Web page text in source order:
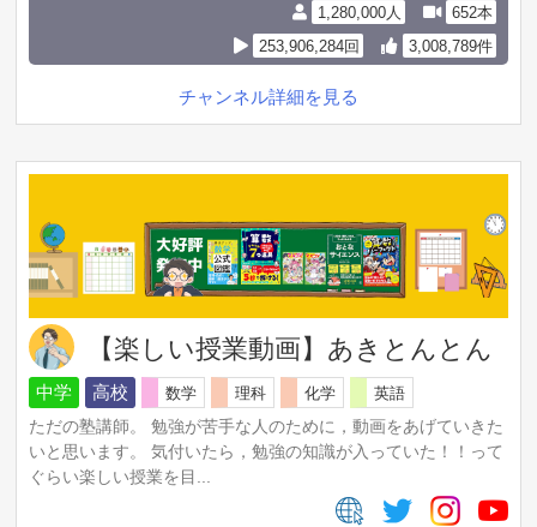
1,280,000人
652本
253,906,284回
3,008,789件
チャンネル詳細を見る
【楽しい授業動画】あきとんとん
中学 高校 数学 理科 化学
英語
ただの塾講師。 勉強が苦手な人のために，動画をあげていきた
いと思います。 気付いたら，勉強の知識が入っていた！！って
ぐらい楽しい授業を目...